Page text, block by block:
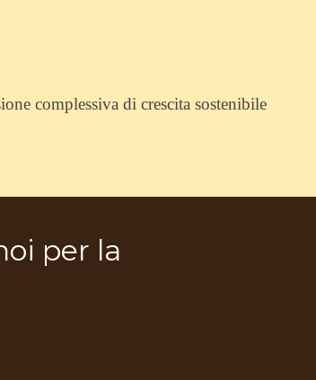
complessiva di crescita sostenibile
per la